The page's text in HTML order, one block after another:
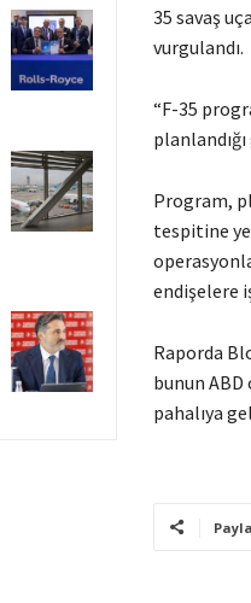
35 savaş
vurgulandı.
“F-35
Program,
tespitine
endişelere
Raporda
bunun
pahalıya